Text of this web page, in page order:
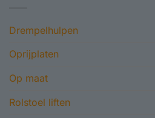
Drempelhulpen
Oprijplaten
Op maat
Rolstoel liften